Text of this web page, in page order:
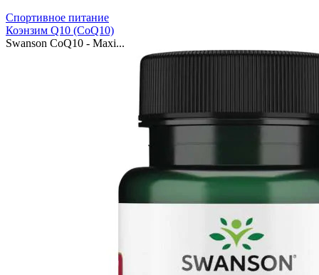
Спортивное питание
Коэнзим Q10 (CoQ10)
Swanson CoQ10 - Maxi...